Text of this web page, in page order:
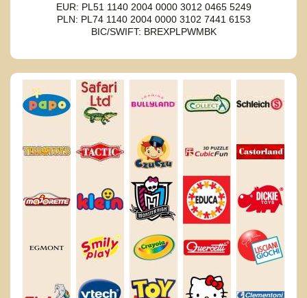
EUR: PL51 1140 2004 0000 3012 0465 5249
PLN: PL74 1140 2004 0000 3102 7441 6153
BIC/SWIFT: BREXPLPWMBK